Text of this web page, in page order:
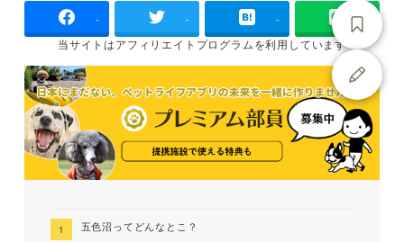
- - -
当サイトはアフィリエイトプログラムを利用しています
五色沼ってどんなとこ？